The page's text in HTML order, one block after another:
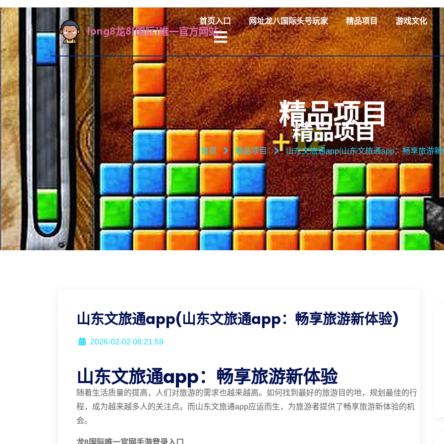
首页入口 网址龙八国际头号玩家 精品项目 游戏文化
精品项目
首页 精品项目 山东文旅通app(山东文旅通app：畅享旅游新
山东文旅通app(山东文旅通app：畅享旅游新体验)
2026-02-02 08:21:59
山东文旅通app：畅享旅游新体验
随着生活质量的提高，人们对旅游的需求也越来越高。如何找到最好的旅游目的地，规划最佳的行
程，成为越来越多人的关注点。而山东文旅通app应运而生，为旅游者提供了畅享旅游新体验的机
会。
龙8国际唯一官网手游登录入口